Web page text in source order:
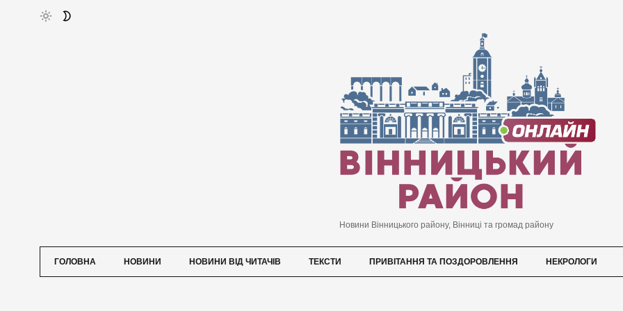
Новини Вінницького району, Вінниці та громад району
ГОЛОВНА НОВИНИ НОВИНИ ВІД ЧИТАЧІВ ТЕКСТИ ПРИВІТАННЯ ТА ПОЗДОРОВЛЕННЯ НЕКРОЛОГИ